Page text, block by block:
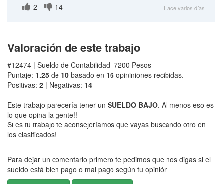
2 14 Hace varios días
Valoración de este trabajo
#12474 | Sueldo de Contabilidad: 7200 Pesos
Puntaje: 1.25 de 10 basado en 16 opininiones recibidas.
Positivas: 2 | Negativas: 14
Este trabajo parecería tener un SUELDO BAJO. Al menos eso es
lo que opina la gente!!
Si es tu trabajo te aconsejeríamos que vayas buscando otro en
los clasificados!
Para dejar un comentario primero te pedimos que nos digas si el
sueldo está bien pago o mal pago según tu opinión